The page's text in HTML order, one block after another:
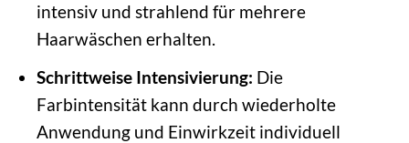
intensiv und strahlend für mehrere
Haarwäschen erhalten.
Schrittweise Intensivierung: Die
Farbintensität kann durch wiederholte
Anwendung und Einwirkzeit individuell